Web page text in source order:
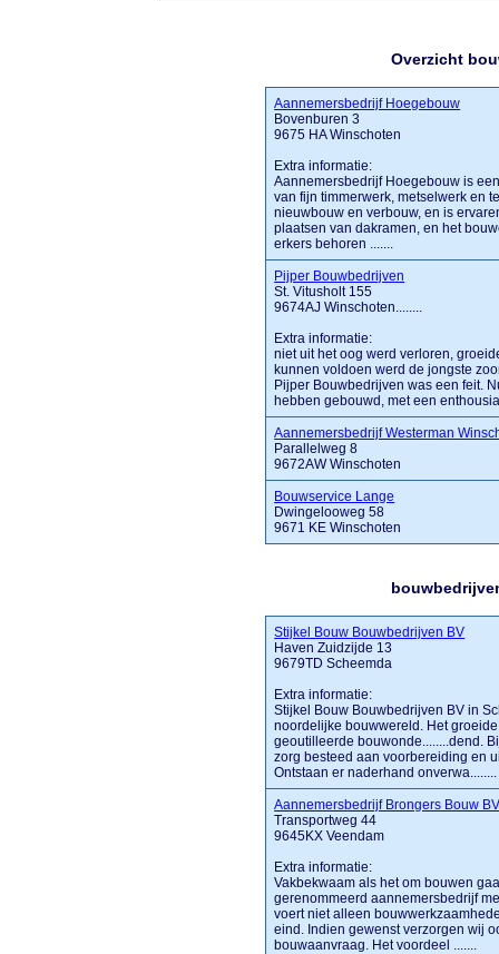
Overzicht
Aannemersbedrijf Hoegebouw
Bovenburen 3
9675 HA Winschoten
Extra informatie:
Aannemersbedrijf Hoegebouw is
van fijn timmerwerk, metselwerk en
nieuwbouw en verbouw, en is
plaatsen van dakramen, en het
erkers behoren .......
Pijper Bouwbedrijven
St. Vitusholt 155
9674AJ Winschoten........
Extra informatie:
niet uit het oog werd verloren,
kunnen voldoen werd de jongste
Pijper Bouwbedrijven was een feit.
hebben gebouwd, met een
Aannemersbedrijf Westerman
Parallelweg 8
9672AW Winschoten
Bouwservice Lange
Dwingelooweg 58
9671 KE Winschoten
Stijkel Bouw Bouwbedrijven BV
Haven Zuidzijde 13
9679TD Scheemda
Extra informatie:
Stijkel Bouw Bouwbedrijven BV in
noordelijke bouwwereld. Het
geoutilleerde bouwonde........dend.
zorg besteed aan voorbereiding en
Ontstaan er naderhand onverwa........
Aannemersbedrijf Brongers Bouw
Transportweg 44
9645KX Veendam
Extra informatie:
Vakbekwaam als het om bouwen
gerenommeerd aannemersbedrijf
voert niet alleen
eind. Indien gewenst verzorgen wij
bouwaanvraag. Het voordeel .......